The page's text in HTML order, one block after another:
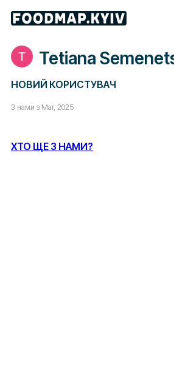
Tetiana
НОВИЙ КОРИСТУВАЧ
З нами з Mar, 2025
ХТО ЩЕ З НАМИ?